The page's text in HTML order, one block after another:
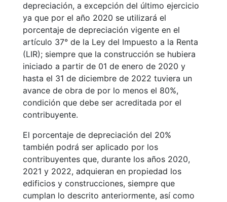
depreciación, a excepción del último ejercicio
ya que por el año 2020 se utilizará el
porcentaje de depreciación vigente en el
artículo 37° de la Ley del Impuesto a la Renta
(LIR); siempre que la construcción se hubiera
iniciado a partir de 01 de enero de 2020 y
hasta el 31 de diciembre de 2022 tuviera un
avance de obra de por lo menos el 80%,
condición que debe ser acreditada por el
contribuyente.
El porcentaje de depreciación del 20%
también podrá ser aplicado por los
contribuyentes que, durante los años 2020,
2021 y 2022, adquieran en propiedad los
edificios y construcciones, siempre que
cumplan lo descrito anteriormente, así como